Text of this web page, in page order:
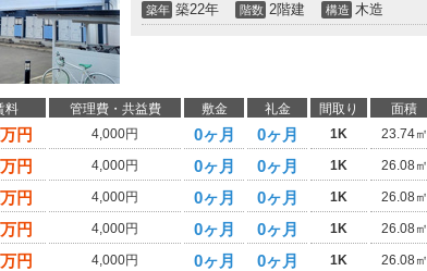
築年 築22年 階数 2階建 構造 木造
料 管理費・共益費 敷金 礼金 間取り 面積
万円 4,000円 0ヶ月 0ヶ月 1K 23.74㎡
万円 4,000円 0ヶ月 0ヶ月 1K 26.08㎡
万円 4,000円 0ヶ月 0ヶ月 1K 26.08㎡
万円 4,000円 0ヶ月 0ヶ月 1K 26.08㎡
万円 4,000円 0ヶ月 0ヶ月 1K 26.08㎡